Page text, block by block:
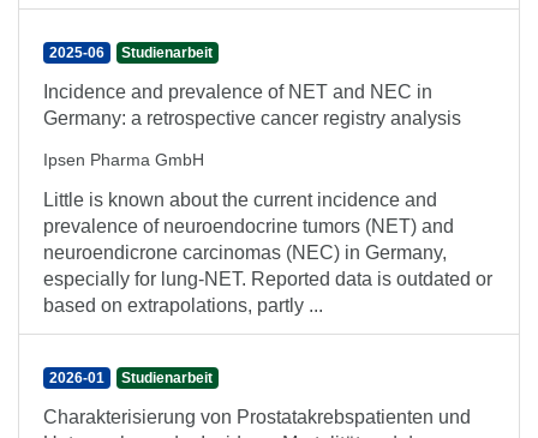
2025-06 Studienarbeit
Incidence and prevalence of NET and NEC in
Germany: a retrospective cancer registry analysis
Ipsen Pharma GmbH
Little is known about the current incidence and
prevalence of neuroendocrine tumors (NET) and
neuroendicrone carcinomas (NEC) in Germany,
especially for lung-NET. Reported data is outdated or
based on extrapolations, partly ...
2026-01 Studienarbeit
Charakterisierung von Prostatakrebspatienten und